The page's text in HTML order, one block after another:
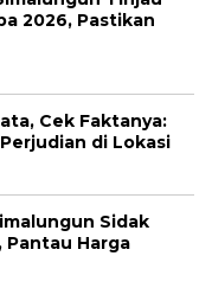
2026, Pastikan
Cek Faktanya:
di Lokasi
Sidak
Pantau Harga